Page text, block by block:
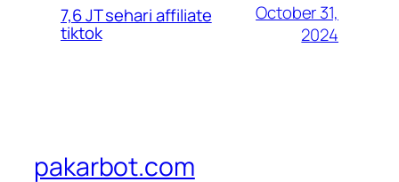
7,6 JT sehari affiliate
tiktok
October 31,
2024
pakarbot.com